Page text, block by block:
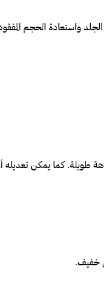
واستعادة الحجم
طويلة. كما يمكن
خفيف.